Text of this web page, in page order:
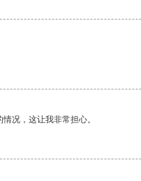
况，这让我非常担心。